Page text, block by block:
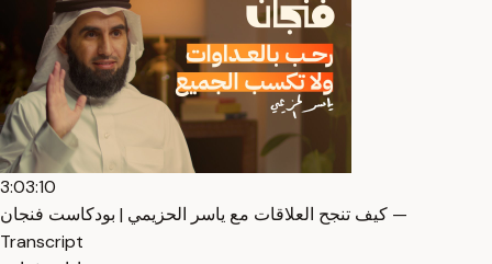
3:03:10
كيف تنجح العلاقات مع ياسر الحزيمي | بودكاست فنجان —
Transcript